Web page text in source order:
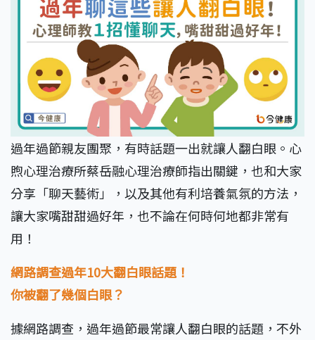
過年過節親友團聚，有時話題一出就讓人翻白眼。心
煦心理治療所蔡岳融心理治療師指出關鍵，也和大家
分享「聊天藝術」，以及其他有利培養氣氛的方法，
讓大家嘴甜甜過好年，也不論在何時何地都非常有
用！
網路調查過年10大翻白眼話題！
你被翻了幾個白眼？
據網路調查，過年過節最常讓人翻白眼的話題，不外